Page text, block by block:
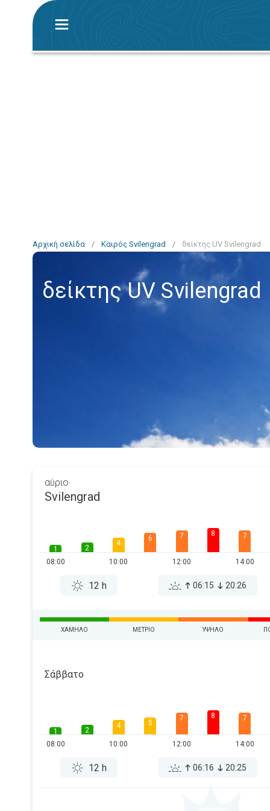
Αρχική σελίδα / Καιρός Svilengrad / δείκτης UV Svilengrad
δείκτης UV Svilengrad
αύριο
Svilengrad
1
08:00
2
4
10:00
6 7
12:00
8 7
14:00
12 h 06:15 20:26
ΧΑΜΗΛΌ ΜΈΤΡΙΟ ΥΨΗΛΌ
Σάββατο
1
08:00
2
4
10:00
5
7
12:00
8 7
14:00
12 h 06:16 20:25